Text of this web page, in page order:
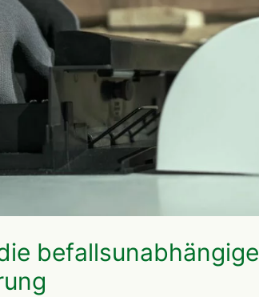
befallsunabhängige